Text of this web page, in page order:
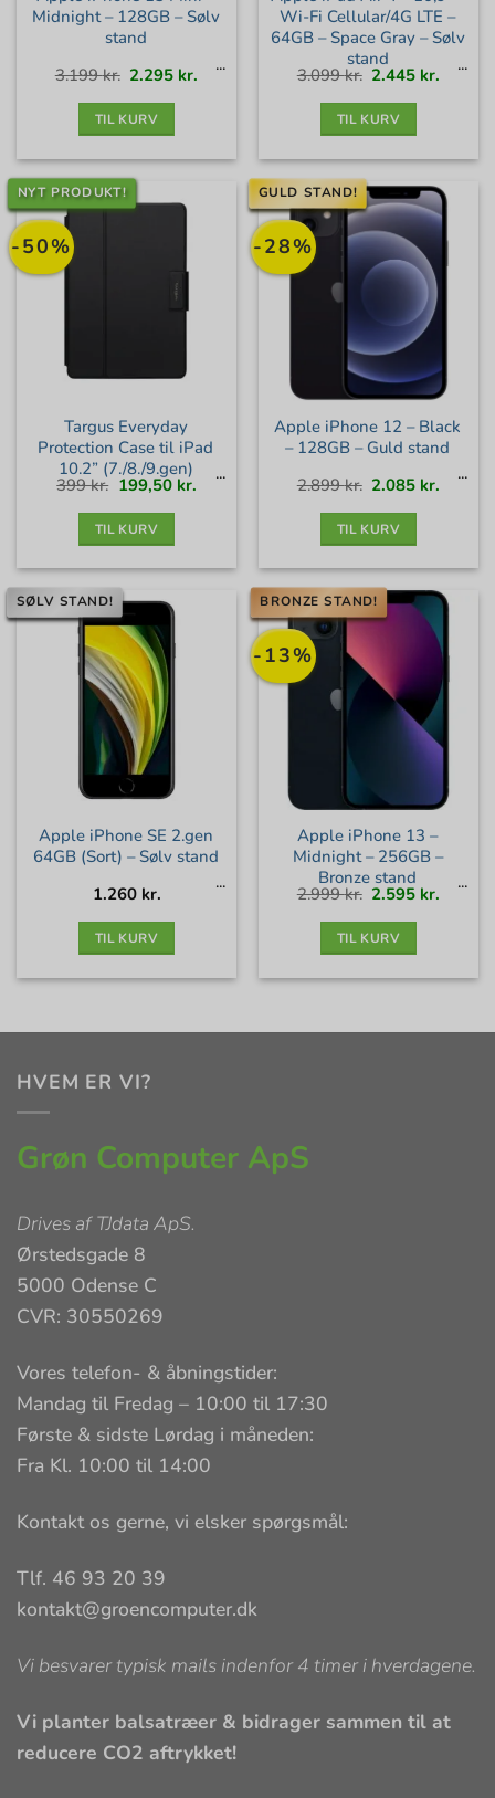
Midnight – 128GB – Sølv
stand
3.199kr. Den
oprindelige
pris
2.295 kr. Den
TIL KURV
Wi-Fi Cellular/4G LTE –
64GB – Space Gray – Sølv
stand
3.099kr. Den
oprindelige
pris
2.445 kr. Den
TIL KURV
-50%
NYT PRODUKT!
Targus Everyday
Protection Case til iPad
10.2” (7./8./9.gen)
399kr. Den
oprindelige
pris
199,50 kr.Den
aktuelle
pris
TIL KURV
-28%
GULD STAND!
Apple iPhone 12 – Black
– 128GB – Guld stand
2.899kr. Den
oprindelige
pris
2.085 kr. Den
TIL KURV
SØLV STAND!
Apple iPhone SE 2.gen
64GB (Sort) – Sølv stand
1.260 kr.
TIL KURV
-13%
BRONZE STAND!
Apple iPhone 13 –
Midnight – 256GB –
Bronze stand
2.999kr. Den
oprindelige
pris
2.595 kr. Den
TIL KURV
HVEM ER VI?
Grøn Computer ApS
Drives afTJdata ApS.
Ørstedsgade 8
5000 Odense C
CVR: 30550269
Vores telefon- & åbningstider:
Mandag til Fredag – 10:00 til 17:30
Første & sidste Lørdag i måneden:
Fra Kl. 10:00 til 14:00
Kontakt os gerne, vi elsker spørgsmål:
Tlf. 46 93 20 39
kontakt@groencomputer.dk
Vi besvarer typisk mails indenfor 4 timer i hverdagene.
Vi planter balsatræer & bidrager sammen til at
reducere CO2 aftrykket!